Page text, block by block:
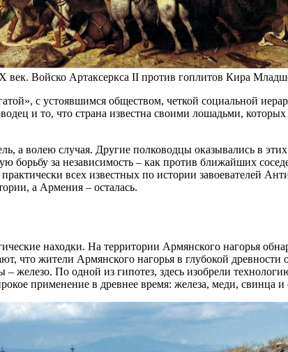
век. Войско Артаксеркса II против гоплитов Кира
с устоявшимся обществом, четкой социальной
и то, что страна известна своими лошадьми,
а волею случая. Другие полководцы оказывались в
борьбу за независимость – как против ближайших
всех известных по истории завоевателей
а Армения – осталась.
находки. На территории Армянского нагорья
что жители Армянского нагорья в глубокой
– железо. По одной из гипотез, здесь изобрели
применение в древнее время: железа, меди, свинца и